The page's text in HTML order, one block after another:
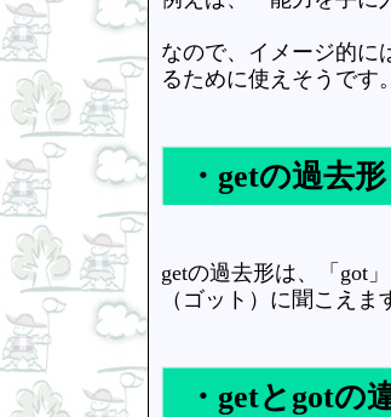
なので、イメージ的に
るために使えそうです。
・getの過去形
getの過去形は、「got
（ゴット）に聞こえま
・getとgotの